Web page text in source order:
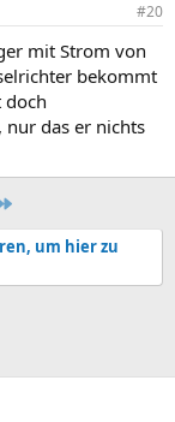
#20
mit Strom von
bekommt
doch
nur das er nichts
um hier zu